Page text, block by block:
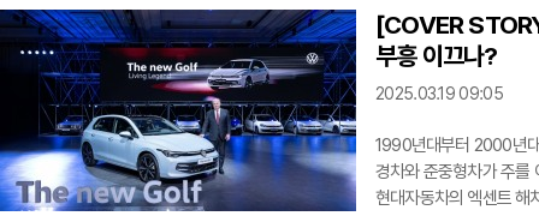
세그먼트다. 국내 중산
된 셈이다. 그리고 이들
충분한 독일 3사 엔트리
마음을 사로잡고 있다
[COVER
부흥 이끄나?
2025.03.19 09:05
1990년대부터 2000년
경차와 준중형차가 주를
현대자동차의 엑센트 해